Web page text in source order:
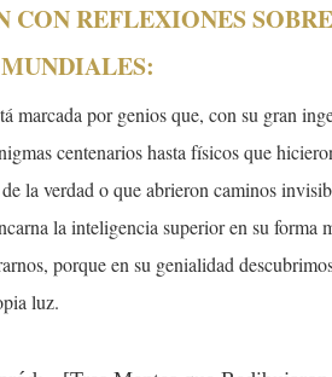
REFLEXIONES
marcada por genios que, con su gran
centenarios hasta físicos que
la verdad o que abrieron caminos
la inteligencia superior en su forma
porque en su genialidad
luz.